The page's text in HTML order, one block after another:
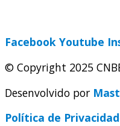
Facebook Youtube
© Copyright 2025
Desenvolvido por
Política de